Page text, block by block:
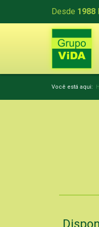
Desde 1988
Você está aqui: